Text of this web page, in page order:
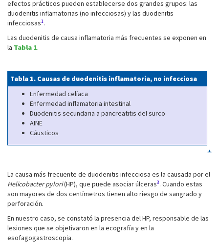
efectos prácticos pueden establecerse dos grandes grupos: las
duodenitis inflamatorias (no infecciosas) y las duodenitis
infecciosas1.
Las duodenitis de causa inflamatoria más frecuentes se exponen en
la Tabla 1.
Tabla 1. Causas de duodenitis inflamatoria, no infecciosa
Enfermedad celíaca
Enfermedad inflamatoria intestinal
Duodenitis secundaria a pancreatitis del surco
AINE
Cáusticos
La causa más frecuente de duodenitis infecciosa es la causada por el
Helicobacter pylori(HP), que puede asociar úlceras3. Cuando estas
son mayores de dos centímetros tienen alto riesgo de sangrado y
perforación.
En nuestro caso, se constató la presencia del HP, responsable de las
lesiones que se objetivaron en la ecografía y en la
esofagogastroscopia.